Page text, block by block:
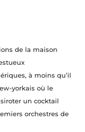
de la maison
à moins qu’il
yorkais où le
un cocktail
orchestres de